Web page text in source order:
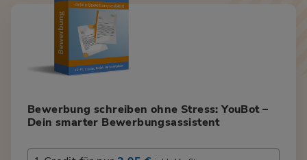
Bewerbung schreiben ohne Stress: YouBot –
Dein smarter Bewerbungsassistent